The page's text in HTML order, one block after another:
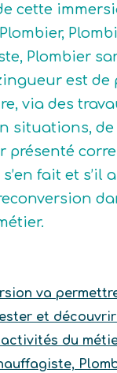
cette
Plombier
est de
via des
situations,
présenté
s’en fait et s’il
va
et
du